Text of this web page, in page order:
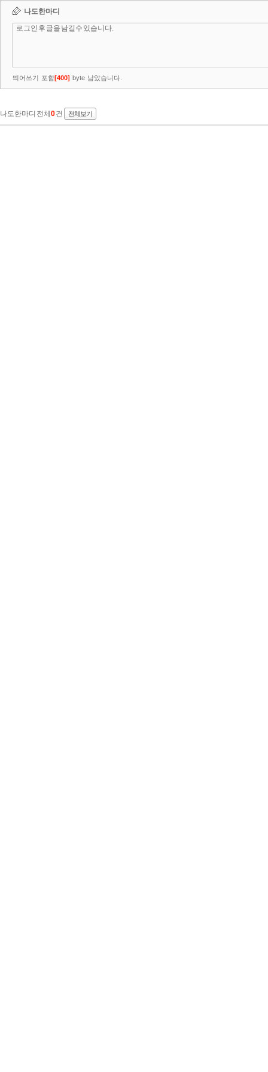
나도한마디
띄어쓰기 포함[400] byte 남았습니다.
나도한마디 전체 0건 전체보기